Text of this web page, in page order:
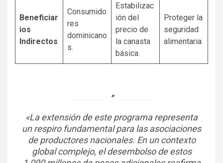
Beneficiar
ios
Indirectos
Consumido
res
dominicano
s.
Estabilizac
ión del
precio de
la canasta
básica.
Proteger la
seguridad
alimentaria.
«La extensión de este programa representa
un respiro fundamental para las asociaciones
de productores nacionales. En un contexto
global complejo, el desembolso de estos